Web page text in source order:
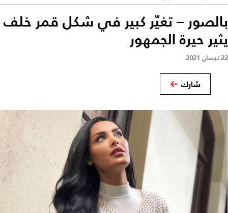
بالصور – تغيّر كبير في شكل قمر خلف
يثير حيرة الجمهور
22 نيسان 2021
شارك